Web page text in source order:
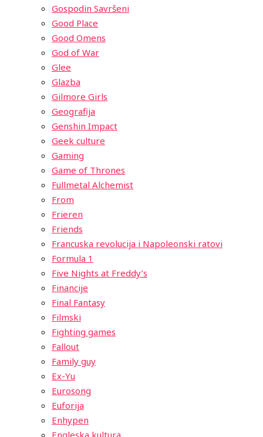
Gospodin Savršeni
Good Place
Good Omens
God of War
Glee
Glazba
Gilmore Girls
Geografija
Genshin Impact
Geek culture
Gaming
Game of Thrones
Fullmetal Alchemist
From
Frieren
Friends
Francuska revolucija i Napoleonski ratovi
Formula 1
Five Nights at Freddy’s
Financije
Final Fantasy
Filmski
Fighting games
Fallout
Family guy
Ex-Yu
Eurosong
Euforija
Enhypen
Engleska kultura